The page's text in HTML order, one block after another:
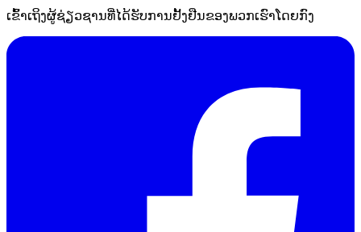
ເຂົ້າເຖິງຜູ້ຊ່ຽວຊານທີ່ໄດ້ຮັບການຢັ້ງຢືນຂອງພວກເຮົາໂດຍກົງ